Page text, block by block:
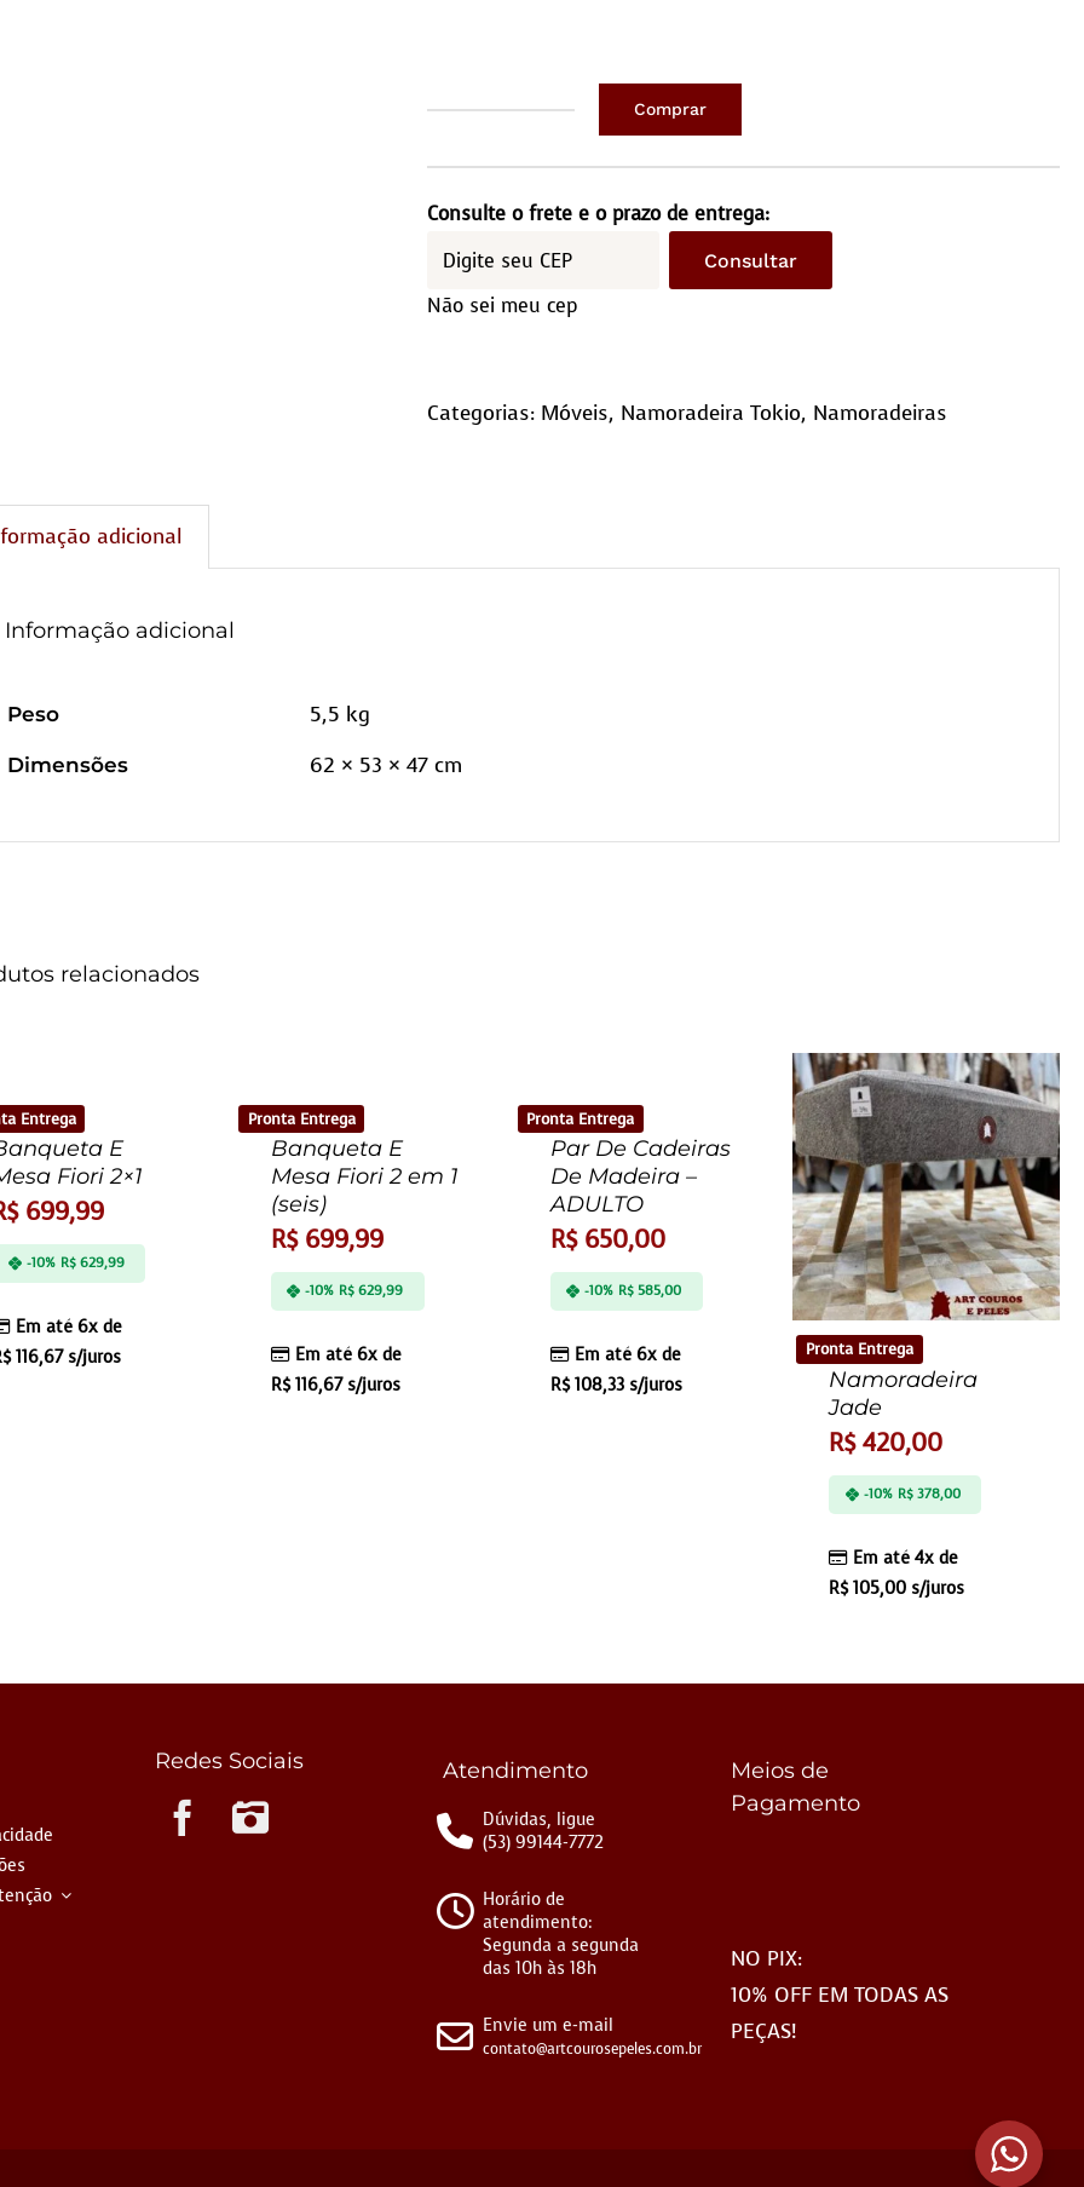
Tokio
quantidade
Comprar
Consulte o frete e o prazo de entrega:
Consultar
Não sei meu cep
Categorias: Móveis, Namoradeira Tokio, Namoradeiras
adicional
Informação adicional
Peso 5,5 kg
Dimensões 62 × 53 × 47 cm
relacionados
Entrega
E
Fiori 2×1
699,99
Em até 6x de
116,67s/juros
-10% R$629,99
Pronta Entrega
Banqueta E
Mesa Fiori 2 em 1
(seis)
R$699,99
Em até 6x de
R$116,67s/juros
-10% R$ 629,99
Pronta Entrega
Par De Cadeiras
De Madeira –
ADULTO
R$650,00
Em até 6x de
R$108,33s/juros
-10% R$ 585,00
Pronta Entrega
Namoradeira
Jade
R$420,00
Em até 4x de
R$105,00 s/juros
-10% R$378,00
Redes Sociais Atendimento
Dúvidas, ligue
(53) 99144-7772
Horário de
atendimento:
Segunda a segunda
das 10h às 18h
Envie um e-mail
contato@artcourosepeles.com.br
Meios de
Pagamento
NO PIX:
10% OFF EM TODAS AS
PEÇAS!